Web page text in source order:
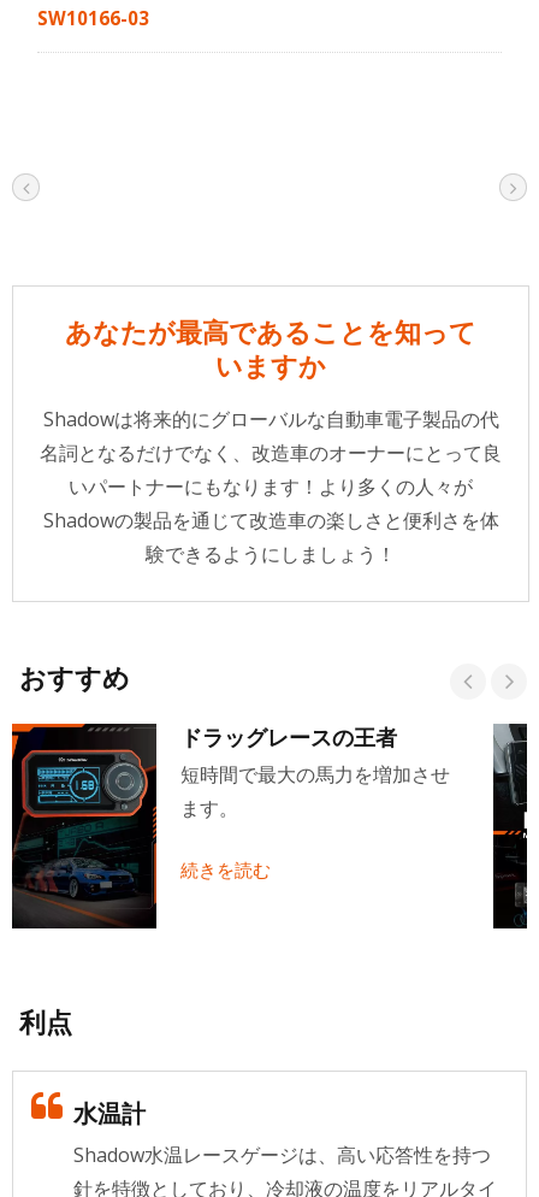
SW10166-03
あなたが最高であることを知って
いますか
Shadowは将来的にグローバルな自動車電子製品の代
名詞となるだけでなく、改造車のオーナーにとって良
いパートナーにもなります！より多くの人々が
Shadowの製品を通じて改造車の楽しさと便利さを体
験できるようにしましょう！
おすすめ
ドラッグレースの王者
短時間で最大の馬力を増加させ
ます。
続きを読む
利点
水温計
Shadow水温レースゲージは、高い応答性を持つ
針を特徴としており、冷却液の温度をリアルタイ